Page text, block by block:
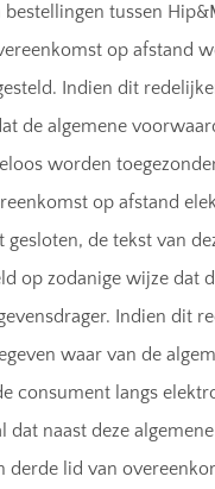
tussen
op afstand
Indien dit
de algemene
worden
op afstand
de tekst van
op zodanige wijze dat
Indien dit
waar van de
consument langs
dat naast deze
derde lid van